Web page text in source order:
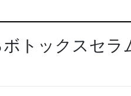
ボトックスセ